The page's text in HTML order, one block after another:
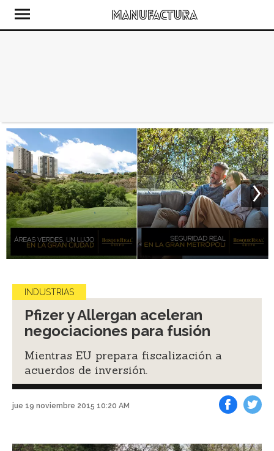
INDUSTRIAS
Pfizer y Allergan aceleran
negociaciones para fusión
Mientras EU prepara fiscalización a
acuerdos de inversión.
jue 19 noviembre 2015 10:20 AM